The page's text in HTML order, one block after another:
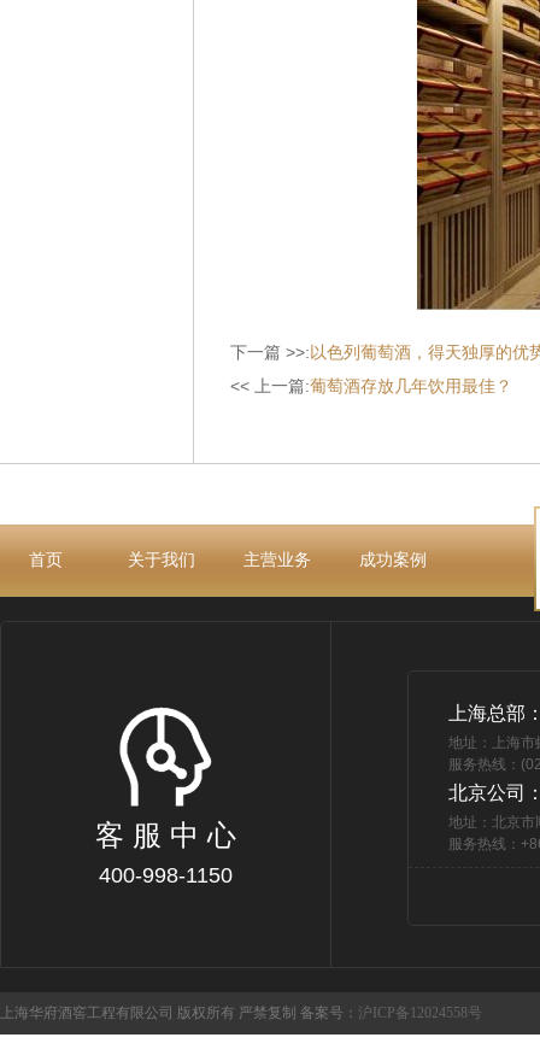
下一篇 >>:以色列葡萄酒，得天独厚的优
<< 上一篇:葡萄酒存放几年饮用最佳？
首页 关于我们 主营业务 成功案例
客 服 中 心
400-998-1150
上海总部
地址：上海
服务热线：
北京公司
地址：北京市
服务热线：
上海华府酒窖工程有限公司 版权所有 严禁复制 备案号： 沪ICP备12024558号